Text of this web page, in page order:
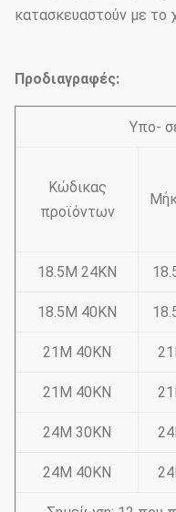
κατασκευαστούν με το
Προδιαγραφές:
Υπο-
Κώδικας
προϊόντων
18.5M 24KN
18.5M 40KN
21M 40KN
21M 40KN
24M 30KN
24M 40KN